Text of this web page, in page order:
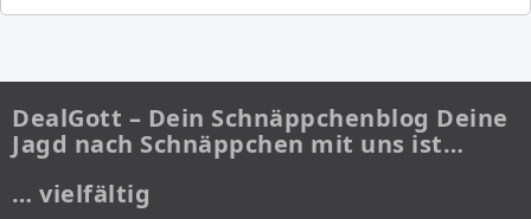
DealGott – Dein Schnäppchenblog Deine
Jagd nach Schnäppchen mit uns ist…
… vielfältig